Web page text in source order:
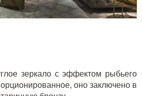
зеркало с эффектом рыбьего
оно заключено в